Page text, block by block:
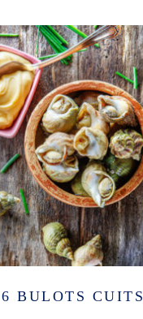
6 BULOTS CUITS